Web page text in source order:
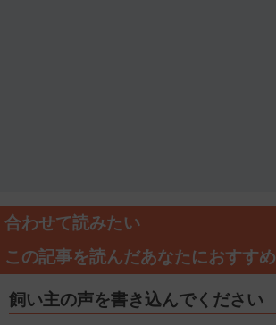
合わせて読みたい
この記事を読んだあなたにおすすめ
飼い主の声を書き込んでください